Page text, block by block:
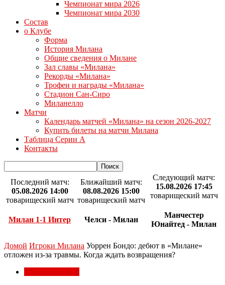
Чемпионат мира 2026
Чемпионат мира 2030
Состав
о Клубе
Форма
История Милана
Общие сведения о Милане
Зал славы «Милана»
Рекорды «Милана»
Трофеи и награды «Милана»
Стадион Сан-Сиро
Миланелло
Матчи
Календарь матчей «Милана» на сезон 2026-2027
Купить билеты на матчи Милана
Таблица Серии А
Контакты
Последний матч:
05.08.2026 14:00
товарищеский матч
Милан 1-1 Интер
Ближайший матч:
08.08.2026 15:00
товарищеский матч
Челси - Милан
Следующий матч:
15.08.2026 17:45
товарищеский матч
Манчестер
Юнайтед - Милан
Домой Игроки Милана Уоррен Бондо: дебют в «Милане»
отложен из-за травмы. Когда ждать возвращения?